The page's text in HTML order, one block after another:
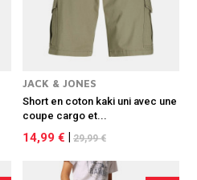
JACK & JONES
Short en coton kaki uni avec une
coupe cargo et...
14,99 € 29,99 €